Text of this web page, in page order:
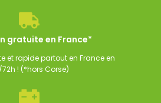
€ TTC
gratuite en France*
et rapide partout en France en
! (*hors Corse)